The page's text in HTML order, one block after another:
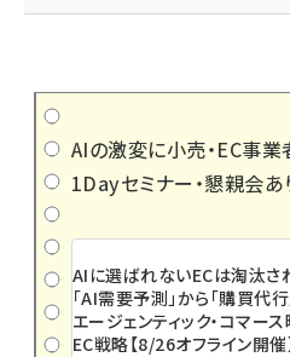
AIの激変に小売・EC事業
1Dayセミナー・懇親会あ
AIに選ばれないECは淘汰さ
「AI需要予測」から「購買代行
エージェンティック・コマー
EC戦略【8/26オフライン開催